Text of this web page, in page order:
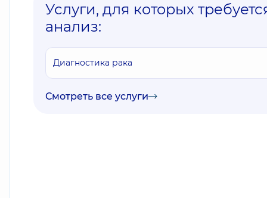
Услуги, для которых
анализ:
Диагностика рака
Смотреть все услуги